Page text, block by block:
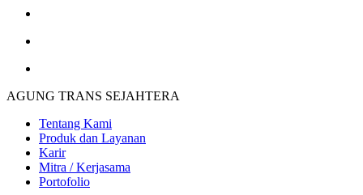
AGUNG TRANS SEJAHTERA
Tentang Kami
Produk dan Layanan
Karir
Mitra / Kerjasama
Portofolio